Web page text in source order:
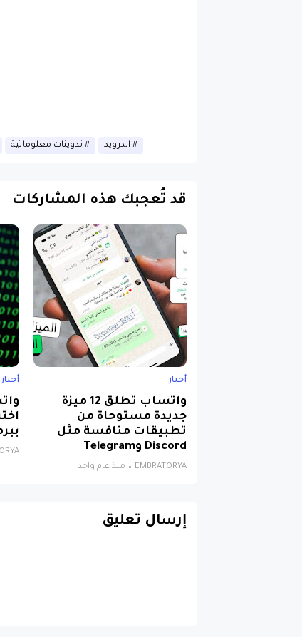
اندرويد تدوينات معلوماتية
قد تُعجبك هذه المشاركات
أخبار
واتساب تطلق 12 ميزة
جديدة مستوحاة من
تطبيقات منافسة مثل
Discord وTelegram
EMBRATORYA منذ عام واحد
أخبار
إرسال تعليق